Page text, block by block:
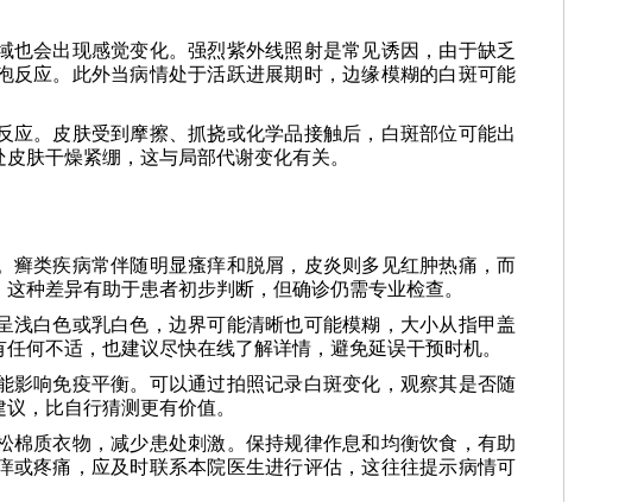
会出现感觉变化。强烈紫外线照射是常见诱因，由于缺乏
应。此外当病情处于活跃进展期时，边缘模糊的白斑可能
。皮肤受到摩擦、抓挠或化学品接触后，白斑部位可能出
肤干燥紧绷，这与局部代谢变化有关。
类疾病常伴随明显瘙痒和脱屑，皮炎则多见红肿热痛，而
种差异有助于患者初步判断，但确诊仍需专业检查。
白色或乳白色，边界可能清晰也可能模糊，大小从指甲盖
何不适，也建议尽快在线了解详情，避免延误干预时机。
响免疫平衡。可以通过拍照记录白斑变化，观察其是否随
，比自行猜测更有价值。
棉质衣物，减少患处刺激。保持规律作息和均衡饮食，有助
疼痛，应及时联系本院医生进行评估，这往往提示病情可